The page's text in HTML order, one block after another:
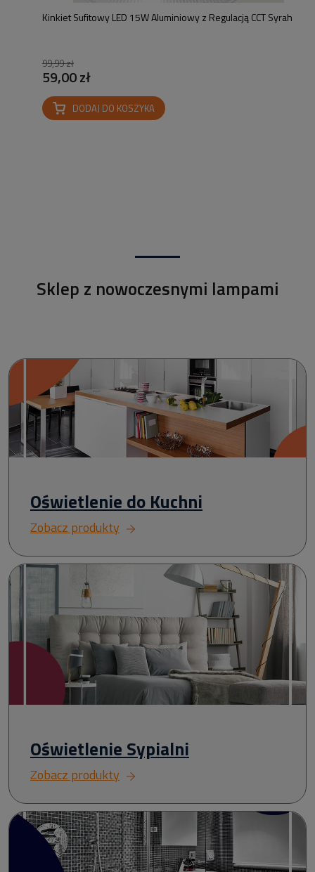
Kinkiet Sufitowy LED 15W Aluminiowy z Regulacją CCT Syrah
99,99 zł
59,00 zł
DODAJ DO KOSZYKA
Sklep z nowoczesnymi lampami
Oświetlenie do Kuchni
Zobacz produkty
Oświetlenie Sypialni
Zobacz produkty